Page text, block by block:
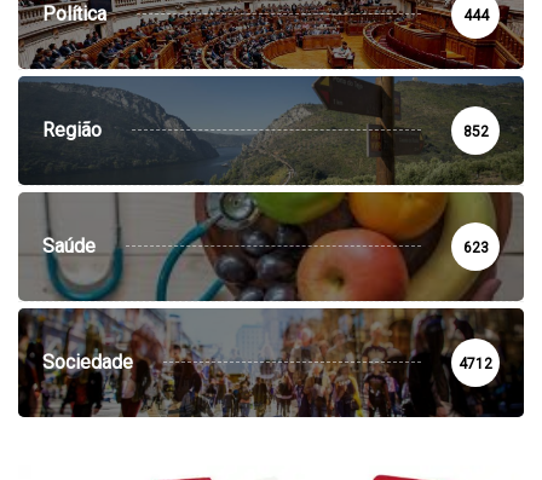
Política 444
Região 852
Saúde 623
Sociedade 4712